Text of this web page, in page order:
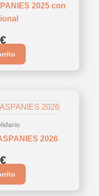
2025 con
€
2026
€